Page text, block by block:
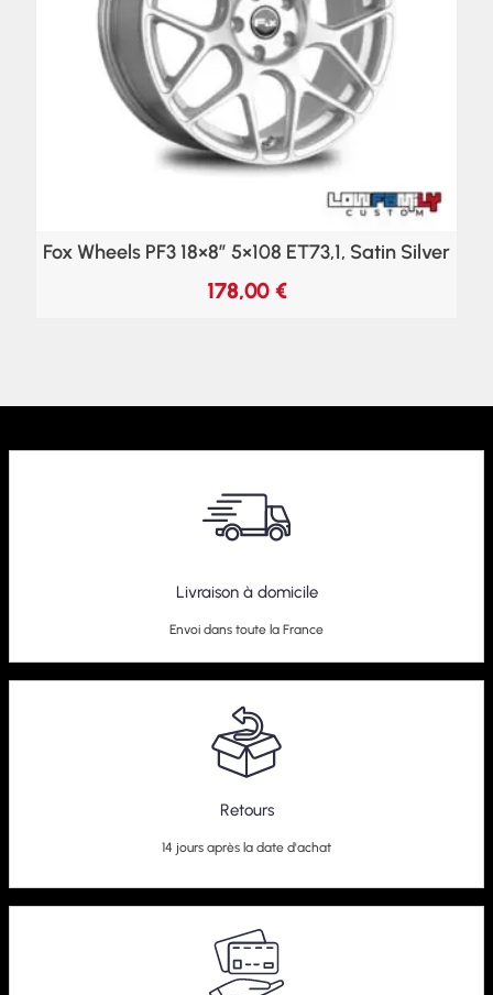
Fox Wheels PF3 18×8″ 5×108 ET73,1, Satin Silver
178,00 €
Livraison à domicile
Envoi dans toute la France
Retours
14 jours après la date d'achat